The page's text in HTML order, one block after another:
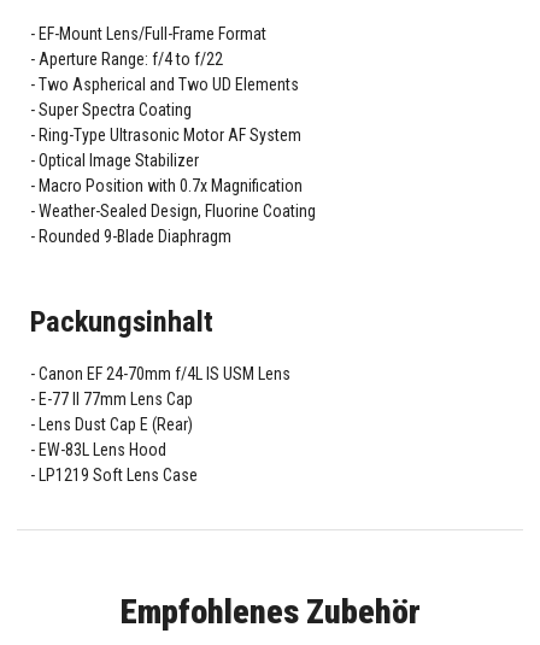
EF-Mount Lens/Full-Frame Format
Aperture Range: f/4 to f/22
Two Aspherical and Two UD Elements
Super Spectra Coating
Ring-Type Ultrasonic Motor AF System
Optical Image Stabilizer
Macro Position with 0.7x Magnification
Weather-Sealed Design, Fluorine Coating
Rounded 9-Blade Diaphragm
Packungsinhalt
Canon EF 24-70mm f/4L IS USM Lens
E-77 II 77mm Lens Cap
Lens Dust Cap E (Rear)
EW-83L Lens Hood
LP1219 Soft Lens Case
Empfohlenes Zubehör